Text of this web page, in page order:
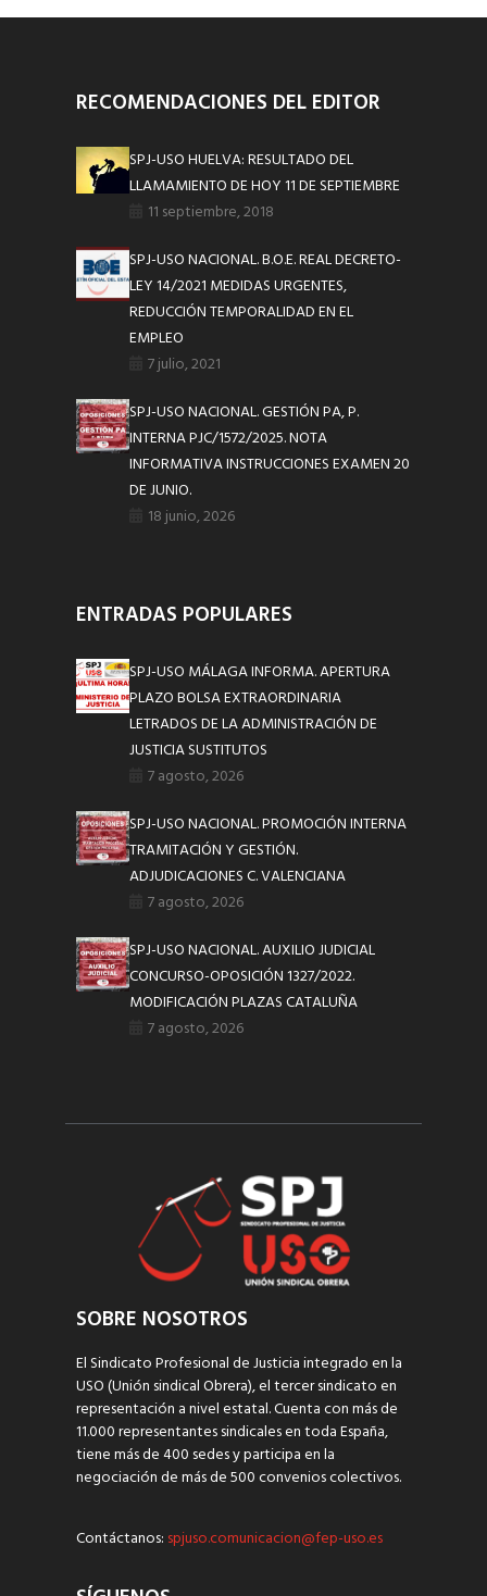
RECOMENDACIONES DEL EDITOR
SPJ-USO HUELVA: RESULTADO DEL
LLAMAMIENTO DE HOY 11 DE SEPTIEMBRE
11 septiembre, 2018
SPJ-USO NACIONAL. B.O.E. REAL DECRETO-
LEY 14/2021 MEDIDAS URGENTES,
REDUCCIÓN TEMPORALIDAD EN EL
EMPLEO
7 julio, 2021
SPJ-USO NACIONAL. GESTIÓN PA, P.
INTERNA PJC/1572/2025. NOTA
INFORMATIVA INSTRUCCIONES EXAMEN 20
DE JUNIO.
18 junio, 2026
ENTRADAS POPULARES
SPJ-USO MÁLAGA INFORMA. APERTURA
PLAZO BOLSA EXTRAORDINARIA
LETRADOS DE LA ADMINISTRACIÓN DE
JUSTICIA SUSTITUTOS
7 agosto, 2026
SPJ-USO NACIONAL. PROMOCIÓN INTERNA
TRAMITACIÓN Y GESTIÓN.
ADJUDICACIONES C. VALENCIANA
7 agosto, 2026
SPJ-USO NACIONAL. AUXILIO JUDICIAL
CONCURSO-OPOSICIÓN 1327/2022.
MODIFICACIÓN PLAZAS CATALUÑA
7 agosto, 2026
SOBRE NOSOTROS
El Sindicato Profesional de Justicia integrado en la
USO (Unión sindical Obrera), el tercer sindicato en
representación a nivel estatal. Cuenta con más de
11.000 representantes sindicales en toda España,
tiene más de 400 sedes y participa en la
negociación de más de 500 convenios colectivos.
Contáctanos: spjuso.comunicacion@fep-uso.es